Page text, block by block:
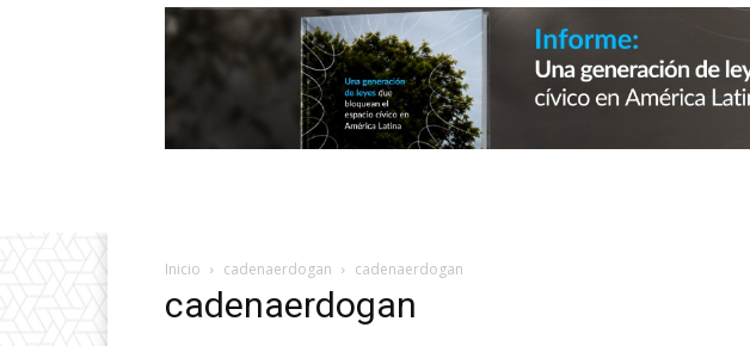
Inicio cadenaerdogan cadenaerdogan
cadenaerdogan